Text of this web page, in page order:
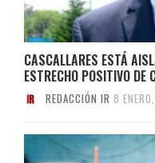
CASCALLARES ESTÁ
ESTRECHO POSITIVO DE
REDACCIÓN IR 8